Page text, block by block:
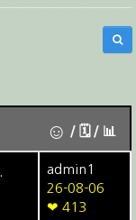
☺ / 🗓︎ / 📊
admin1
26-08-06
❤ 413